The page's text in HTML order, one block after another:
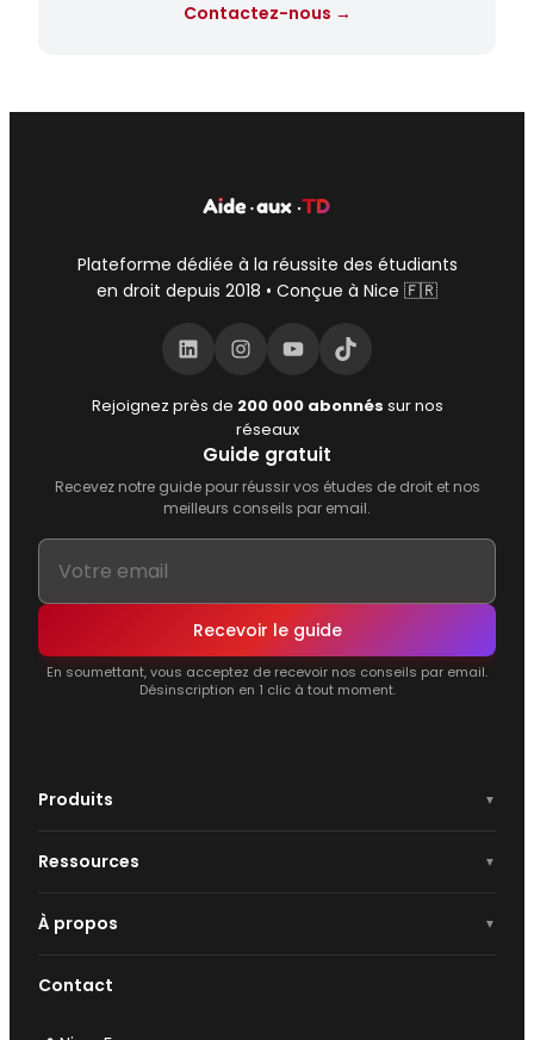
Contactez-nous →
Plateforme dédiée à la réussite des étudiants
en droit depuis 2018 • Conçue à Nice 🇫🇷
LinkedIn
Instagram
YouTube
TikTok
Rejoignez près de 200 000 abonnés sur nos
réseaux
Guide gratuit
Recevez notre guide pour réussir vos études de droit et nos
meilleurs conseils par email.
Recevoir le guide
En soumettant, vous acceptez de recevoir nos conseils par email.
Désinscription en 1 clic à tout moment.
Produits
Ressources
À propos
Contact